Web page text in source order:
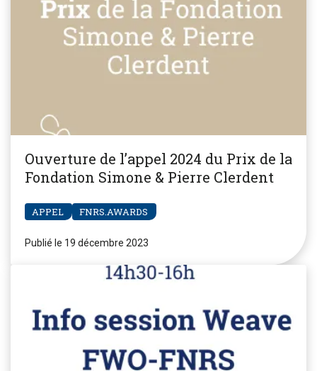
Ouverture de l’appel 2024 du Prix de la
Fondation Simone & Pierre Clerdent
APPEL FNRS.AWARDS
Publié le 19 décembre 2023